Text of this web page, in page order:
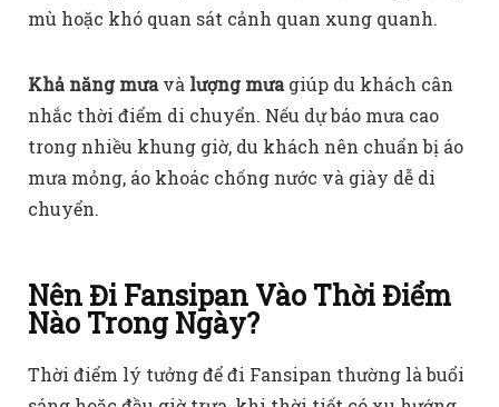
mù hoặc khó quan sát cảnh quan xung quanh.
Khả năng mưavà lượng mưagiúp du khách cân
nhắc thời điểm di chuyển. Nếu dự báo mưa cao
trong nhiều khung giờ, du khách nên chuẩn bị áo
mưa mỏng, áo khoác chống nước và giày dễ di
chuyển.
Nên Đi Fansipan Vào Thời Điểm
Nào Trong Ngày?
Thời điểm lý tưởng để đi Fansipan thường là buổi